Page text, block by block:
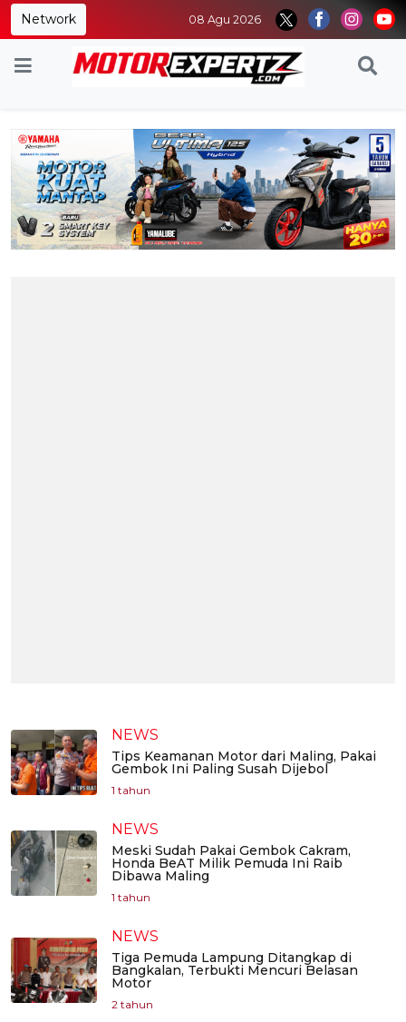
Network 08 Agu 2026
NEWS
Tips Keamanan Motor dari Maling, Pakai
Gembok Ini Paling Susah Dijebol
1 tahun
NEWS
Meski Sudah Pakai Gembok Cakram,
Honda BeAT Milik Pemuda Ini Raib
Dibawa Maling
1 tahun
NEWS
Tiga Pemuda Lampung Ditangkap di
Bangkalan, Terbukti Mencuri Belasan
Motor
2 tahun